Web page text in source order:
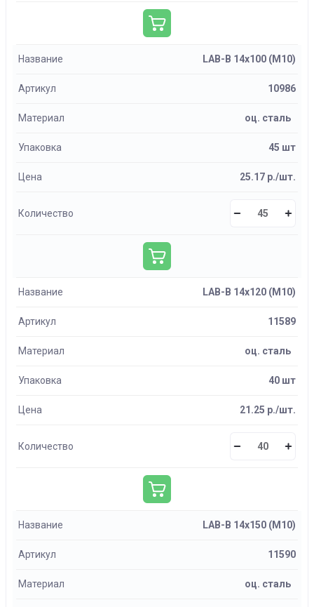
Название LAB-B 14х100 (М10)
Артикул 10986
Материал оц. сталь
Упаковка 45 шт
Цена 25.17 р./шт.
Количество
Название LAB-B 14х120 (М10)
Артикул 11589
Материал оц. сталь
Упаковка 40 шт
Цена 21.25 р./шт.
Количество
Название LAB-B 14х150 (М10)
Артикул 11590
Материал оц. сталь